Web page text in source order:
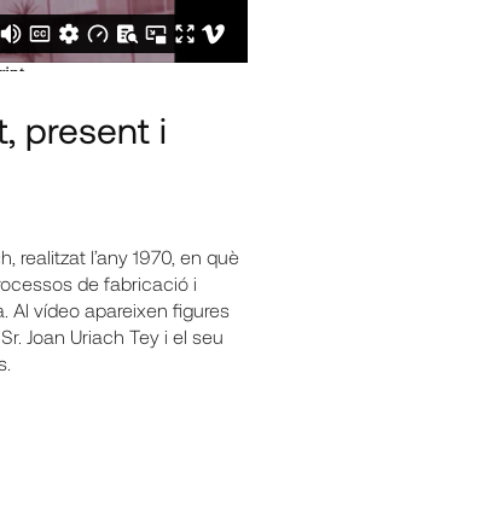
present i
realitzat l’any 1970, en què
de fabricació i
Al vídeo apareixen figures
Joan Uriach Tey i el seu